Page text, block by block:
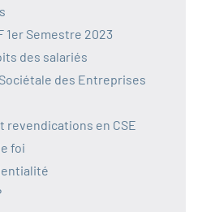
1er Semestre 2023
des salariés
des Entreprises
revendications en CSE
foi